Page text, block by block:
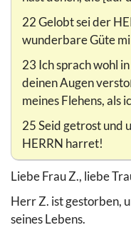
22 Gelobt sei der
wunderbare Güte
23 Ich sprach wohl
deinen Augen
meines Flehens, als
25 Seid getrost und
HERRN harret!
Liebe Frau Z., liebe
Herr Z. ist gestorben,
seines Lebens.